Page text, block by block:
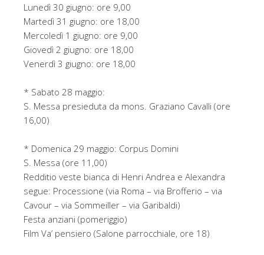
Lunedì 30 giugno: ore 9,00
Martedì 31 giugno: ore 18,00
Mercoledì 1 giugno: ore 9,00
Giovedì 2 giugno: ore 18,00
Venerdì 3 giugno: ore 18,00
* Sabato 28 maggio:
S. Messa presieduta da mons. Graziano Cavalli (ore
16,00)
* Domenica 29 maggio: Corpus Domini
S. Messa (ore 11,00)
Redditio veste bianca di Henri Andrea e Alexandra
segue: Processione (via Roma – via Brofferio – via
Cavour – via Sommeiller – via Garibaldi)
Festa anziani (pomeriggio)
Film Va’ pensiero (Salone parrocchiale, ore 18)